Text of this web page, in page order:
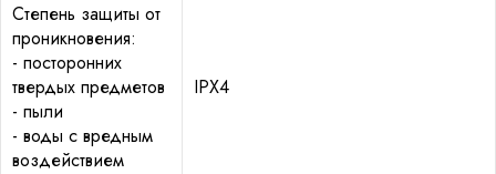
Степень защиты от
проникновения:
- посторонних
твердых предметов
- пыли
- воды с вредным
воздействием
IPX4